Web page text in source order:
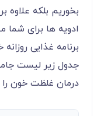
بخوریم بلکه علاوه
ادویه ها برای شما
برنامه غذایی
جدول زیر لیست
درمان غلظت خون